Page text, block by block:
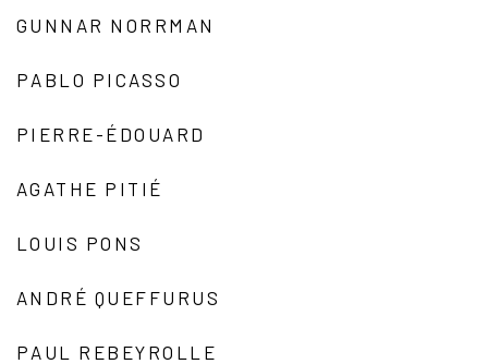
GUNNAR NORRMAN
PABLO PICASSO
PIERRE-ÉDOUARD
AGATHE PITIÉ
LOUIS PONS
ANDRÉ QUEFFURUS
PAUL REBEYROLLE